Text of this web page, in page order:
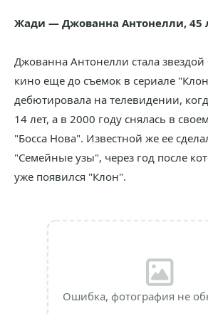
Жади — Джованна Антонелли, 45
Джованна Антонелли стала звездой
кино еще до съемок в сериале
дебютировала на телевидении,
14 лет, а в 2000 году снялась в
"Босса Нова". Известной же ее
"Семейные узы", через год после
уже появился "Клон".
Ошибка, фотография не